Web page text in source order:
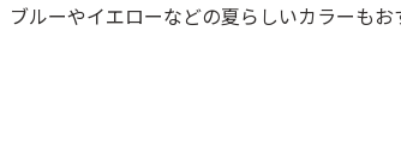
ルーやイエローなどの夏らしいカラーもお